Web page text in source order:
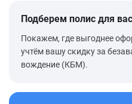
Подберем полис для вас
Покажем, где выгоднее
учтём вашу скидку за
вождение (КБМ).